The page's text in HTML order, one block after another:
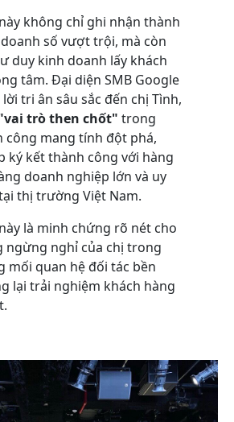
không chỉ ghi nhận thành
số vượt trội, mà còn
duy kinh doanh lấy khách
tâm. Đại diện SMB Google
tri ân sâu sắc đến chị Tình,
trò then chốt" trong
công mang tính đột phá,
ký kết thành công với hàng
doanh nghiệp lớn và uy
thị trường Việt Nam.
là minh chứng rõ nét cho
ngừng nghỉ của chị trong
mối quan hệ đối tác bền
lại trải nghiệm khách hàng